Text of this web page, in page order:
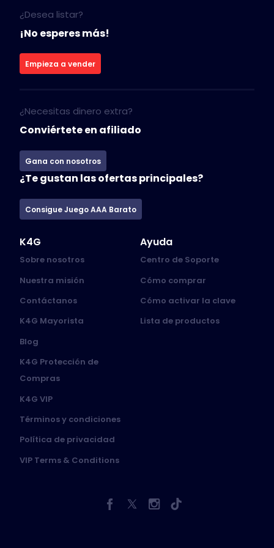
¿Desea listar?
¡No esperes más!
Empieza a vender
¿Necesitas dinero extra?
Conviértete en afiliado
Gana con nosotros
¿Te gustan las ofertas principales?
Consigue Juego AAA Barato
K4G
Sobre nosotros
Nuestra misión
Contáctanos
K4G Mayorista
Blog
K4G Protección de
Compras
K4G VIP
Términos y condiciones
Política de privacidad
VIP Terms & Conditions
Ayuda
Centro de Soporte
Cómo comprar
Cómo activar la clave
Lista de productos